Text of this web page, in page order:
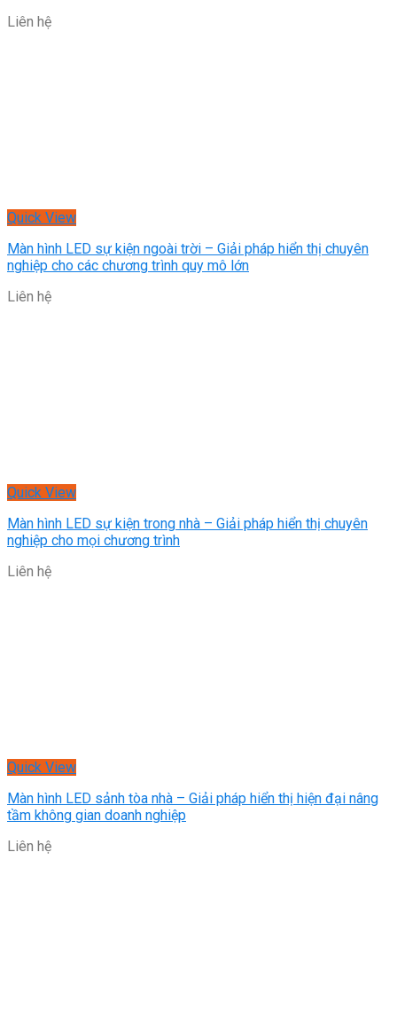
Liên hệ
Quick View
Màn hình LED sự kiện ngoài trời – Giải pháp hiển thị chuyên
nghiệp cho các chương trình quy mô lớn
Liên hệ
Quick View
Màn hình LED sự kiện trong nhà – Giải pháp hiển thị chuyên
nghiệp cho mọi chương trình
Liên hệ
Quick View
Màn hình LED sảnh tòa nhà – Giải pháp hiển thị hiện đại nâng
tầm không gian doanh nghiệp
Liên hệ